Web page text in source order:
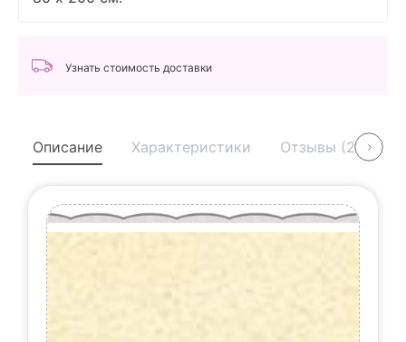
Узнать стоимость доставки
Описание Характеристики Отзывы (2)